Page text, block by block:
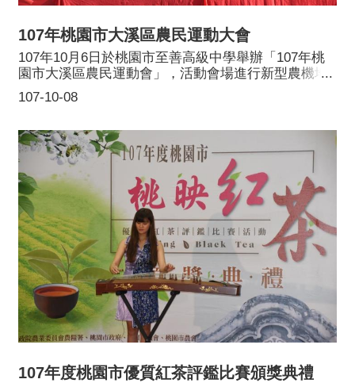
池周邊美化和簡易照明，不僅只有造林，同時將活動
空間公園化，讓市民使用更方便。桃園市政府持續推
動平地造林及綠美化政策措施，還可帶領桃園市民、
家長和孩子們，一同努力種樹，為都市內的平地森林
生態、環境教育扮演重要角色，營造一個舒適、和
107年桃園市大溪區農民運動大會
107-10-08
107年10月6日於桃園市至善高級中學舉辦「107年桃
園市大溪區農民運動會」，活動會場進行新型農機地
面、空中分列式表演及展示、帶動跳、祥獅獻瑞、趣
味競賽、拔河比賽等賽事，另特邀請石門農田水利會
展覽大溪區農會農事、四健、家政三部門成果展及青
年農民、產銷班、有機農場、家政班等在地農特產品
行銷展售。
107年度桃園市優質紅茶評鑑比賽頒獎典禮